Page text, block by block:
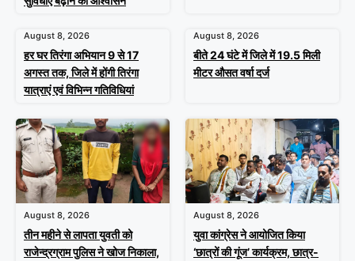
August 8, 2026
हर घर तिरंगा अभियान 9 से 17
अगस्त तक, जिले में होंगी तिरंगा
यात्राएं एवं विभिन्न गतिविधियां
August 8, 2026
बीते 24 घंटे में जिले में 19.5 मिली
मीटर औसत वर्षा दर्ज
August 8, 2026
तीन महीने से लापता युवती को
राजेन्द्रग्राम पुलिस ने खोज निकाला,
August 8, 2026
युवा कांग्रेस ने आयोजित किया
‘छात्रों की गूंज’ कार्यक्रम, छात्र-